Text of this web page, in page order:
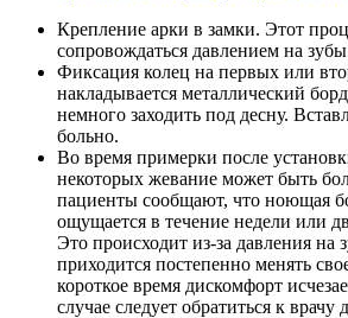
Крепление арки в замки. Этот
сопровождаться давлением на
Фиксация колец на первых или
накладывается металлический
немного заходить под десну.
больно.
Во время примерки после
некоторых жевание может быть
пациенты сообщают, что ноющая
ощущается в течение недели или
Это происходит из-за давления на
приходится постепенно менять
короткое время дискомфорт
случае следует обратиться к врачу